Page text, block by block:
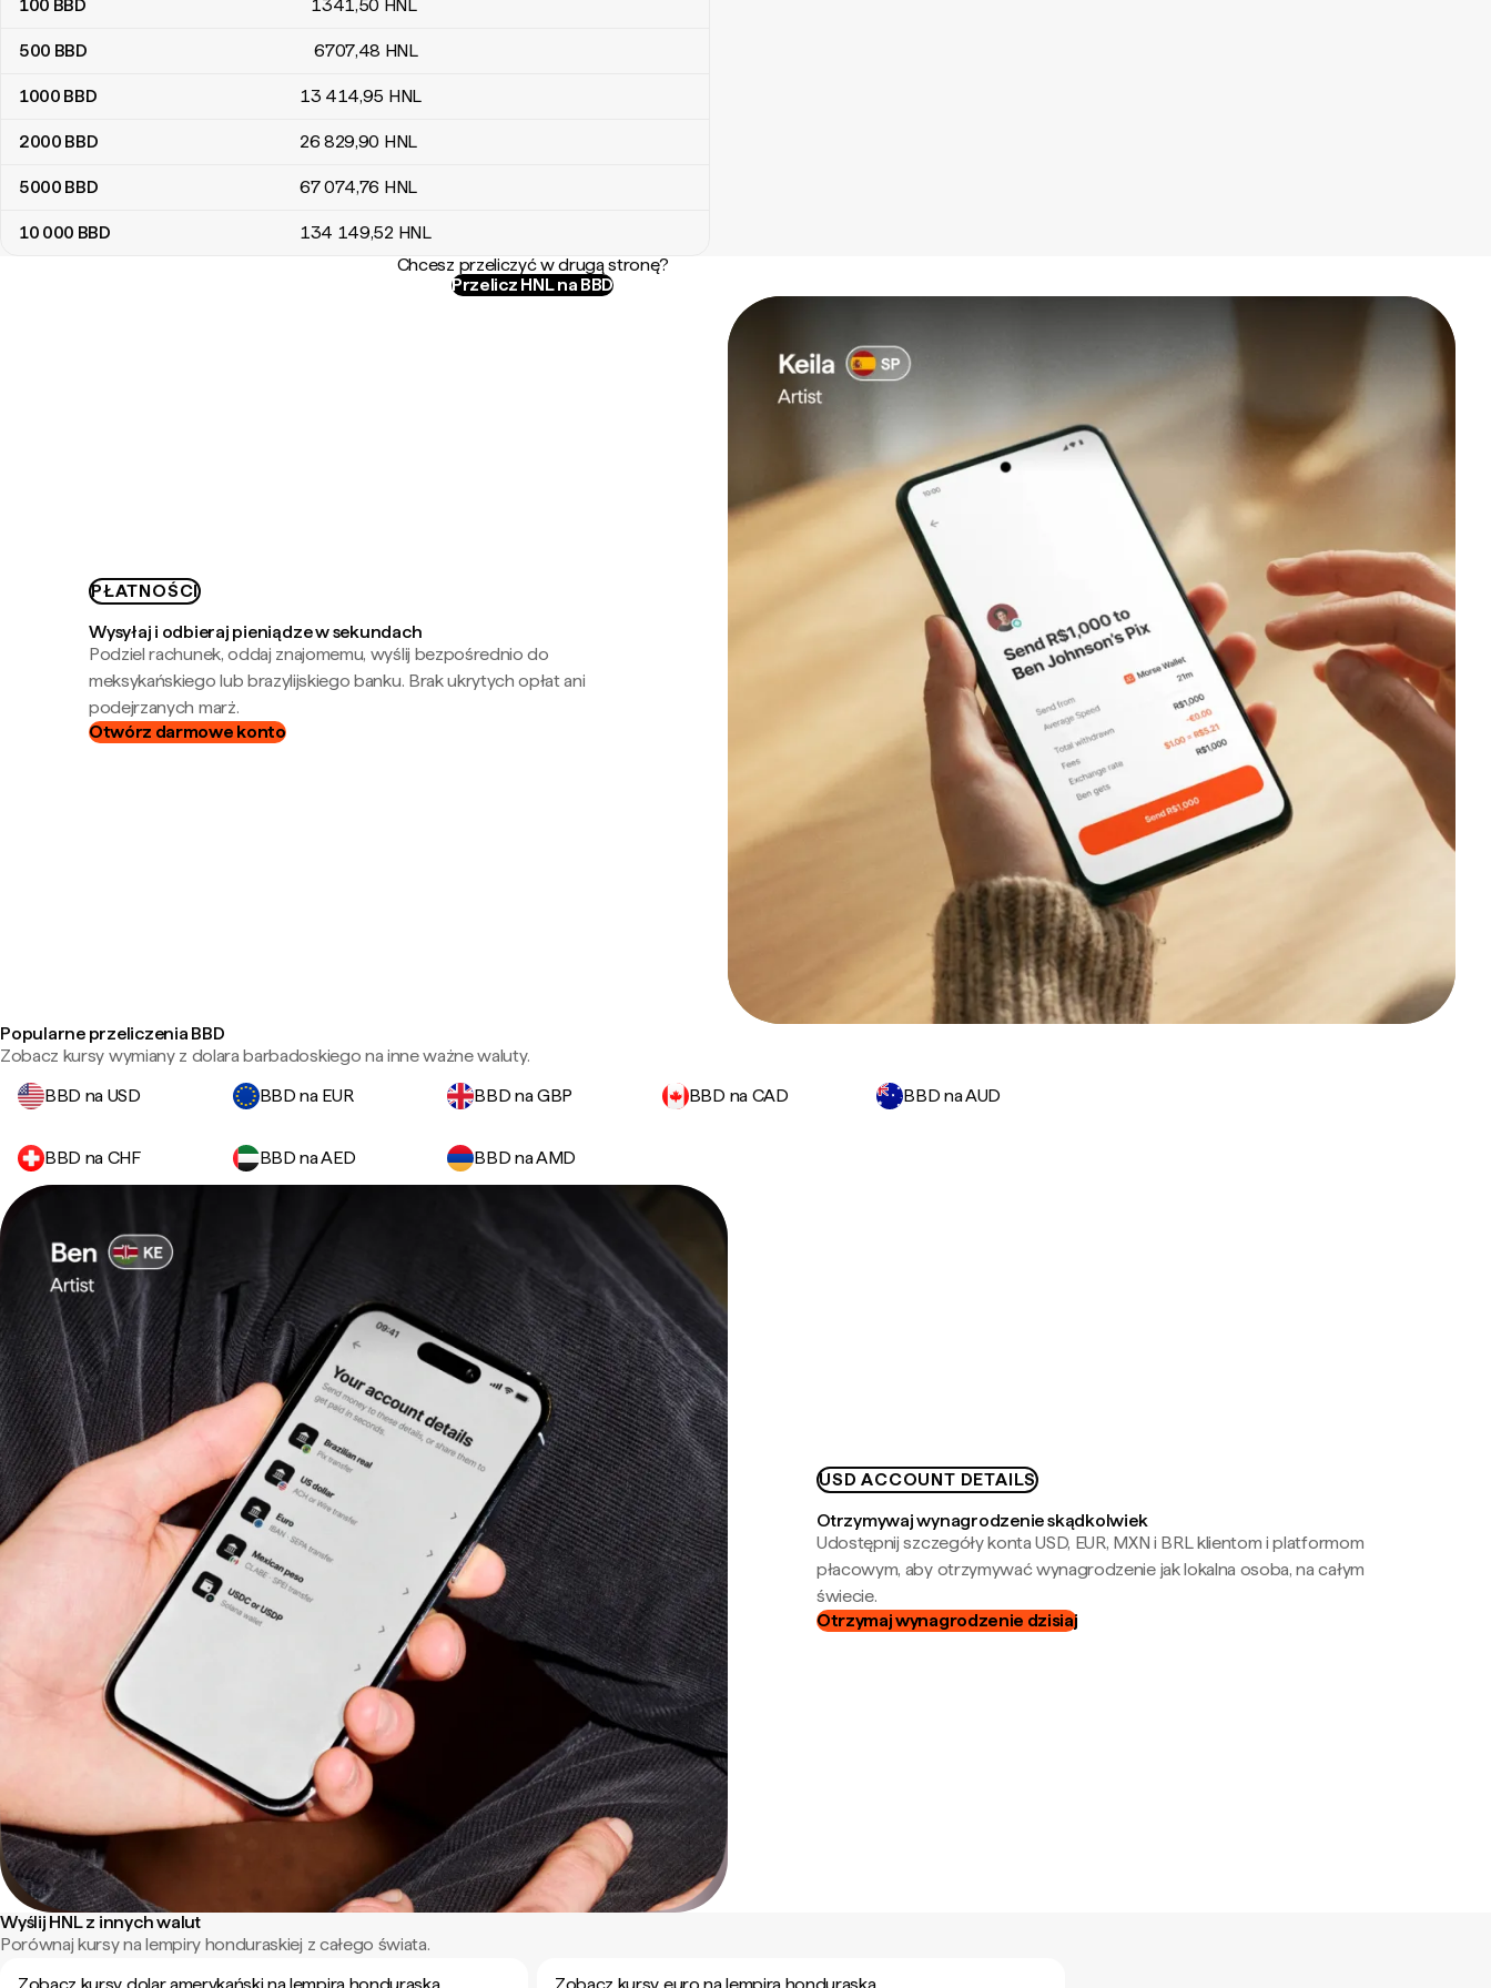
100 BBD 1341,50 HNL
500 BBD 6707,48 HNL
1000 BBD 13 414,95 HNL
2000 BBD 26 829,90 HNL
5000 BBD 67 074,76 HNL
10 000 BBD 134 149,52 HNL
Chcesz przeliczyć w drugą stronę?
Przelicz HNL na BBD
PŁATNOŚCI
Wysyłaj i odbieraj pieniądze w sekundach
Podziel rachunek, oddaj znajomemu, wyślij bezpośrednio do
meksykańskiego lub brazylijskiego banku. Brak ukrytych opłat ani
podejrzanych marż.
Otwórz darmowe konto
Popularne przeliczenia BBD
Zobacz kursy wymiany z dolara barbadoskiego na inne ważne waluty.
BBD na USD
BBD na EUR BBD na GBP BBD na CAD BBD na AUD
BBD na CHF BBD na AED BBD na AMD
USD ACCOUNT DETAILS
Otrzymywaj wynagrodzenie skądkolwiek
Udostępnij szczegóły konta USD, EUR, MXN i BRL klientom i platformom
płacowym, aby otrzymywać wynagrodzenie jak lokalna osoba, na całym
świecie.
Otrzymaj wynagrodzenie dzisiaj
Wyślij HNL z innych walut
Porównaj kursy na lempiry honduraskiej z całego świata.